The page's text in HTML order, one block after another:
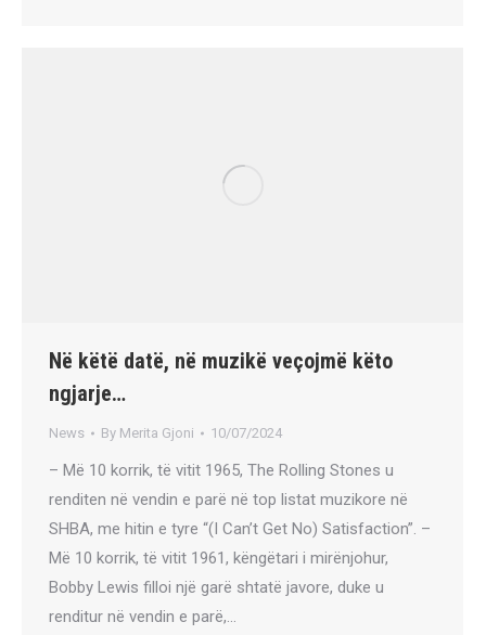
Në këtë datë, në muzikë veçojmë këto
ngjarje…
News By Merita Gjoni 10/07/2024
– Më 10 korrik, të vitit 1965, The Rolling Stones u
renditen në vendin e parë në top listat muzikore në
SHBA, me hitin e tyre “(I Can’t Get No) Satisfaction”. –
Më 10 korrik, të vitit 1961, këngëtari i mirënjohur,
Bobby Lewis filloi një garë shtatë javore, duke u
renditur në vendin e parë,…